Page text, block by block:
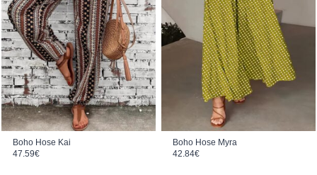
Boho Hose Kai
47.59€
Boho Hose Myra
42.84€